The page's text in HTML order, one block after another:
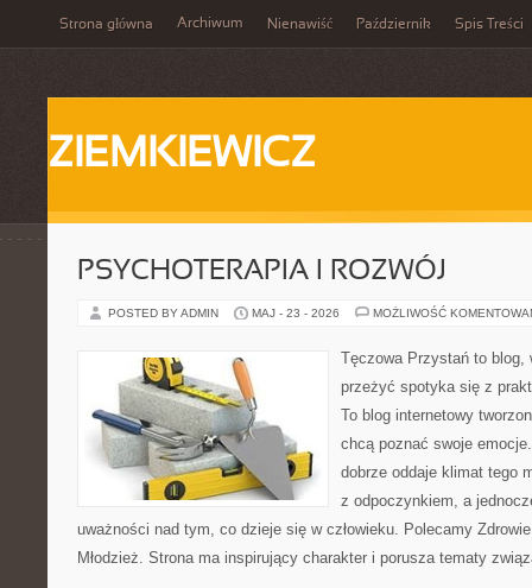
Strona główna Archiwum Nienawiść Październik Spis Treści
ZIEMKIEWICZ
PSYCHOTERAPIA I ROZWÓJ
POSTED BY ADMIN MAJ - 23 - 2026 MOŻLIWOŚĆ
Tęczowa Przystań to
przeżyć spotyka się z
To blog internetowy
chcą poznać swoje
dobrze oddaje klimat tego
z odpoczynkiem, a
uważności nad tym, co dzieje się w człowieku. Polecamy
Młodzież. Strona ma inspirujący charakter i porusza tematy